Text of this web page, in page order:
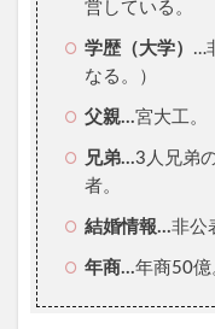
営している。
学歴（大学） …
なる。）
父親…宮大工。
兄弟…3人兄弟
者。
結婚情報…非公
年商…年商50億